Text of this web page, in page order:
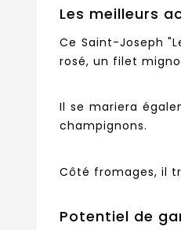
Les meilleurs
Ce Saint-Joseph
rosé, un filet
Il se mariera
champignons.
Côté fromages, il
Potentiel de